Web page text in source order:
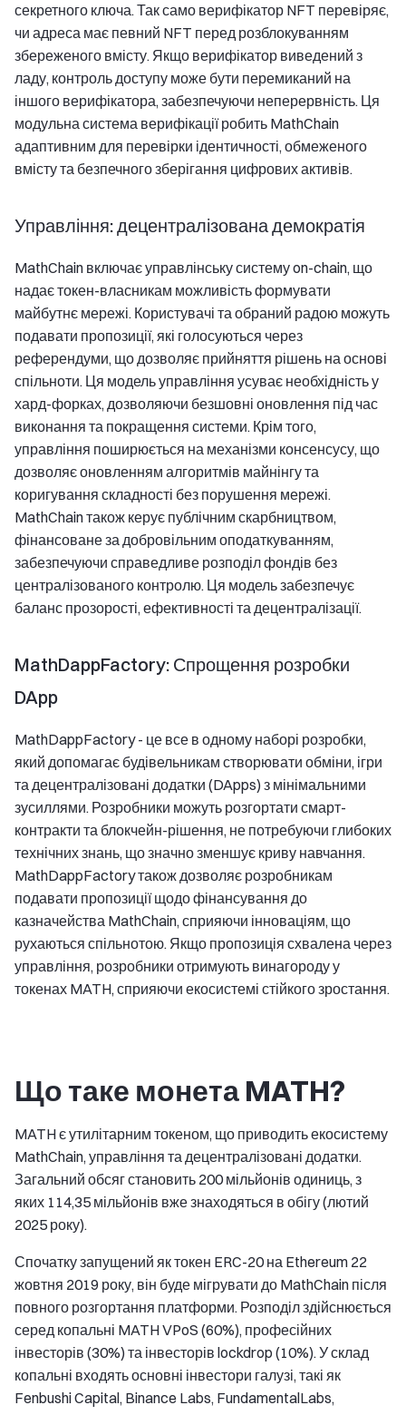
секретного ключа. Так само верифікатор NFT перевіряє,
чи адреса має певний NFT перед розблокуванням
збереженого вмісту. Якщо верифікатор виведений з
ладу, контроль доступу може бути перемиканий на
іншого верифікатора, забезпечуючи неперервність. Ця
модульна система верифікації робить MathChain
адаптивним для перевірки ідентичності, обмеженого
вмісту та безпечного зберігання цифрових активів.
Управління: децентралізована демократія
MathChain включає управлінську систему on-chain, що
надає токен-власникам можливість формувати
майбутнє мережі. Користувачі та обраний радою можуть
подавати пропозиції, які голосуються через
референдуми, що дозволяє прийняття рішень на основі
спільноти. Ця модель управління усуває необхідність у
хард-форках, дозволяючи безшовні оновлення під час
виконання та покращення системи. Крім того,
управління поширюється на механізми консенсусу, що
дозволяє оновленням алгоритмів майнінгу та
коригування складності без порушення мережі.
MathChain також керує публічним скарбництвом,
фінансоване за добровільним оподаткуванням,
забезпечуючи справедливе розподіл фондів без
централізованого контролю. Ця модель забезпечує
баланс прозорості, ефективності та децентралізації.
MathDappFactory: Спрощення розробки
DApp
MathDappFactory - це все в одному наборі розробки,
який допомагає будівельникам створювати обміни, ігри
та децентралізовані додатки (DApps) з мінімальними
зусиллями. Розробники можуть розгортати смарт-
контракти та блокчейн-рішення, не потребуючи глибоких
технічних знань, що значно зменшує криву навчання.
MathDappFactory також дозволяє розробникам
подавати пропозиції щодо фінансування до
казначейства MathChain, сприяючи інноваціям, що
рухаються спільнотою. Якщо пропозиція схвалена через
управління, розробники отримують винагороду у
токенах MATH, сприяючи екосистемі стійкого зростання.
Що таке монета MATH?
MATH є утилітарним токеном, що приводить екосистему
MathChain, управління та децентралізовані додатки.
Загальний обсяг становить 200 мільйонів одиниць, з
яких 114,35 мільйонів вже знаходяться в обігу (лютий
2025 року).
Спочатку запущений як токен ERC-20 на Ethereum 22
жовтня 2019 року, він буде мігрувати до MathChain після
повного розгортання платформи. Розподіл здійснюється
серед копальні MATH VPoS (60%), професійних
інвесторів (30%) та інвесторів lockdrop (10%). У склад
копальні входять основні інвестори галузі, такі як
Fenbushi Capital, Binance Labs, FundamentalLabs,